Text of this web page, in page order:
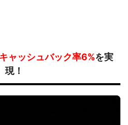
ャッシュバック率6%を実
現！